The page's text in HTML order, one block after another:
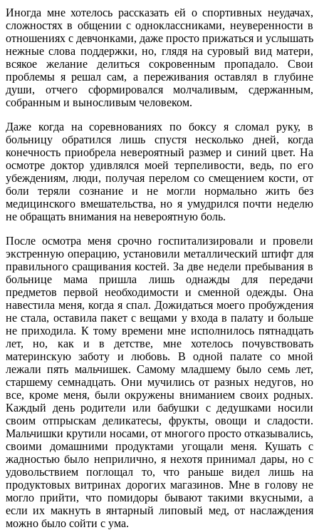
Иногда мне хотелось рассказать ей о спортивных неудачах,
сложностях в общении с одноклассниками, неуверенности в
отношениях с девчонками, даже просто прижаться и услышать
нежные слова поддержки, но, глядя на суровый вид матери,
всякое желание делиться сокровенным пропадало. Свои
проблемы я решал сам, а переживания оставлял в глубине
души, отчего сформировался молчаливым, сдержанным,
собранным и выносливым человеком.
Даже когда на соревнованиях по боксу я сломал руку, в
больницу обратился лишь спустя несколько дней, когда
конечность приобрела невероятный размер и синий цвет. На
осмотре доктор удивлялся моей терпеливости, ведь, по его
убеждениям, люди, получая перелом со смещением кости, от
боли теряли сознание и не могли нормально жить без
медицинского вмешательства, но я умудрился почти неделю
не обращать внимания на невероятную боль.
После осмотра меня срочно госпитализировали и провели
экстренную операцию, установили металлический штифт для
правильного сращивания костей. За две недели пребывания в
больнице мама пришла лишь однажды для передачи
предметов первой необходимости и сменной одежды. Она
навестила меня, когда я спал. Дожидаться моего пробуждения
не стала, оставила пакет с вещами у входа в палату и больше
не приходила. К тому времени мне исполнилось пятнадцать
лет, но, как и в детстве, мне хотелось почувствовать
материнскую заботу и любовь. В одной палате со мной
лежали пять мальчишек. Самому младшему было семь лет,
старшему семнадцать. Они мучились от разных недугов, но
все, кроме меня, были окружены вниманием своих родных.
Каждый день родители или бабушки с дедушками носили
своим отпрыскам деликатесы, фрукты, овощи и сладости.
Мальчишки крутили носами, от многого просто отказывались,
своими домашними продуктами угощали меня. Кушать с
жадностью было неприлично, я нехотя принимал дары, но с
удовольствием поглощал то, что раньше видел лишь на
продуктовых витринах дорогих магазинов. Мне в голову не
могло прийти, что помидоры бывают такими вкусными, а
если их макнуть в янтарный липовый мед, от наслаждения
можно было сойти с ума.